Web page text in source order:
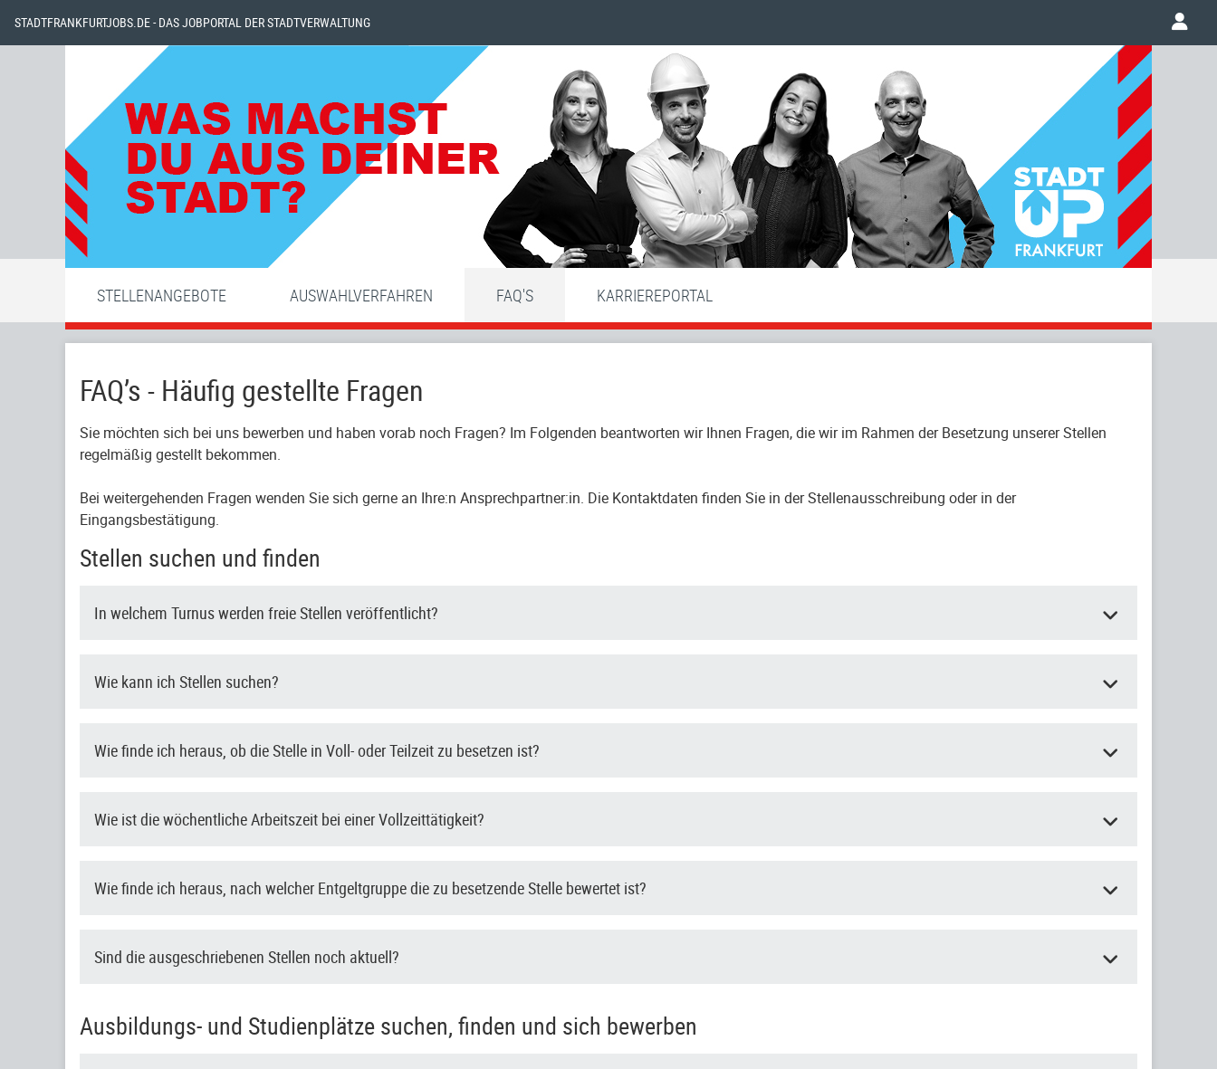
STADTFRANKFURTJOBS.DE - DAS JOBPORTAL DER STADTVERWALTUNG
STELLENANGEBOTE AUSWAHLVERFAHREN FAQ'S KARRIEREPORTAL
FAQ’s - Häufig gestellte Fragen
Sie möchten sich bei uns bewerben und haben vorab noch Fragen? Im Folgenden beantworten wir Ihnen Fragen, die wir im Rahmen der Besetzung unserer Stellen
regelmäßig gestellt bekommen.
Bei weitergehenden Fragen wenden Sie sich gerne an Ihre:n Ansprechpartner:in. Die Kontaktdaten finden Sie in der Stellenausschreibung oder in der
Eingangsbestätigung.
Stellen suchen und finden
In welchem Turnus werden freie Stellen veröffentlicht?
Wie kann ich Stellen suchen?
Wie finde ich heraus, ob die Stelle in Voll- oder Teilzeit zu besetzen ist?
Wie ist die wöchentliche Arbeitszeit bei einer Vollzeittätigkeit?
Wie finde ich heraus, nach welcher Entgeltgruppe die zu besetzende Stelle bewertet ist?
Sind die ausgeschriebenen Stellen noch aktuell?
Ausbildungs- und Studienplätze suchen, finden und sich bewerben